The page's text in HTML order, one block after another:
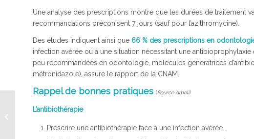
Une analyse des prescriptions montre que les durées de traitement
recommandations préconisent 7 jours (sauf pour l’azithromycine).
Des études indiquent ainsi que 66 % des prescriptions en
infection avérée ou à une situation nécessitant une
peu recommandées en odontologie, molécules génératrices
métronidazole), assure le rapport de la CNAM.
Rappel de bonnes pratiques (Source Ameli)
L’antibiothérapie
Prescrire une antibiothérapie face à une infection avérée.
Carburant pour les